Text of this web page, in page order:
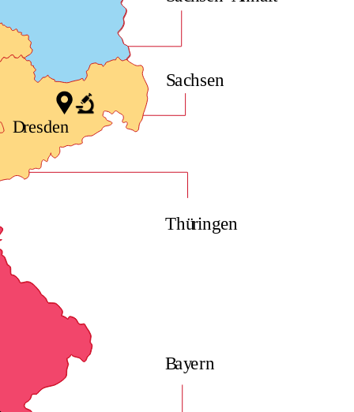
Sachsen
Bayern
Thüringen
Dresden